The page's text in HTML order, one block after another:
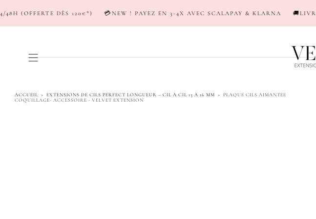
PASSER AU
120€*) 💳NEW ! PAYEZ EN 3-4X AVEC SCALAPAY & KLARNA 🚚LIVRAISON EN 24/48H
ACCUEIL > EXTENSIONS DE CILS PERFECT LONGUEUR – CIL À CIL 13 À 16 MM > PLAQUE CILS AIMANTEE
COQUILLAGE- ACCESSOIRE - VELVET EXTENSION